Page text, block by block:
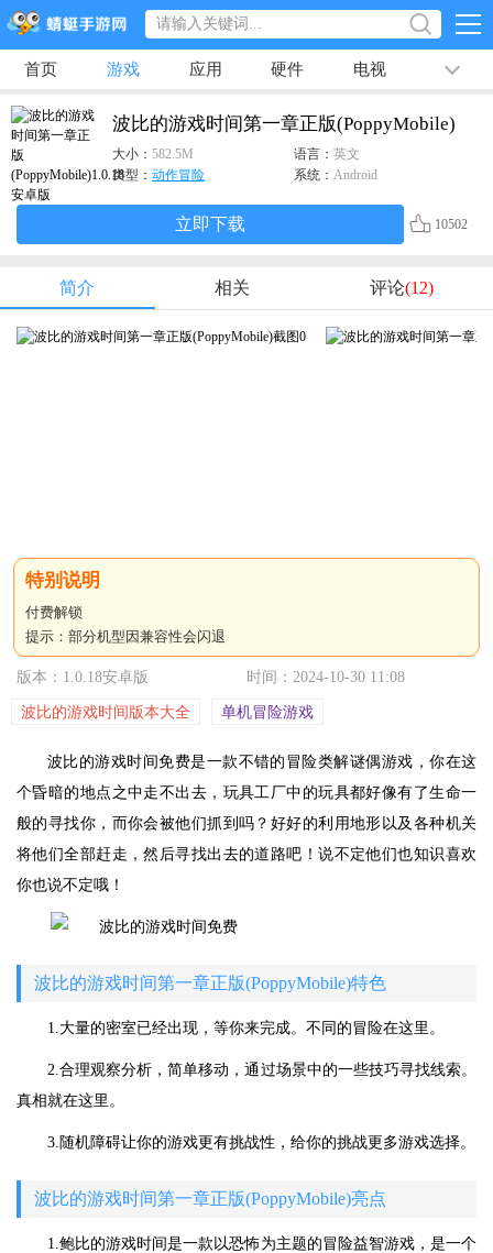
首页 游戏 应用 硬件 电视 排行榜
专题
波比的游戏时间第一章正版(PoppyMobile)
大小： 582.5M 语言： 英文
类型： 动作冒险 系统： Android
立即下载 10502
简介 相关 评论(12)
付费解锁
提示：部分机型因兼容性会闪退
版本：1.0.18安卓版 时间：2024-10-30 11:08
波比的游戏时间版本大全 单机冒险游戏
波比的游戏时间免费是一款不错的冒险类解谜偶游戏，你在这
个昏暗的地点之中走不出去，玩具工厂中的玩具都好像有了生命一
般的寻找你，而你会被他们抓到吗？好好的利用地形以及各种机关
将他们全部赶走，然后寻找出去的道路吧！说不定他们也知识喜欢
你也说不定哦！
波比的游戏时间第一章正版(PoppyMobile)特色
1.大量的密室已经出现，等你来完成。不同的冒险在这里。
2.合理观察分析，简单移动，通过场景中的一些技巧寻找线索。
真相就在这里。
3.随机障碍让你的游戏更有挑战性，给你的挑战更多游戏选择。
波比的游戏时间第一章正版(PoppyMobile)亮点
1.鲍比的游戏时间是一款以恐怖为主题的冒险益智游戏，是一个